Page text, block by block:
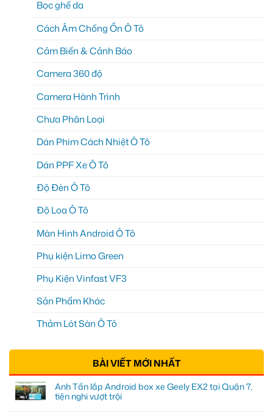
Bọc ghế da
Cách Âm Chống Ồn Ô Tô
Cảm Biến & Cảnh Báo
Camera 360 độ
Camera Hành Trình
Chưa Phân Loại
Dán Phim Cách Nhiệt Ô Tô
Dán PPF Xe Ô Tô
Độ Đèn Ô Tô
Độ Loa Ô Tô
Màn Hình Android Ô Tô
Phụ kiện Limo Green
Phụ Kiện Vinfast VF3
Sản Phẩm Khác
Thảm Lót Sàn Ô Tô
BÀI VIẾT MỚI NHẤT
Anh Tấn lắp Android box xe Geely EX2 tại Quận 7,
tiện nghi vượt trội